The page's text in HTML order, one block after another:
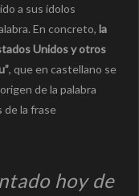
a sus ídolos
En concreto, la
Unidos y otros
, que en castellano se
de la palabra
de la frase
hoy de